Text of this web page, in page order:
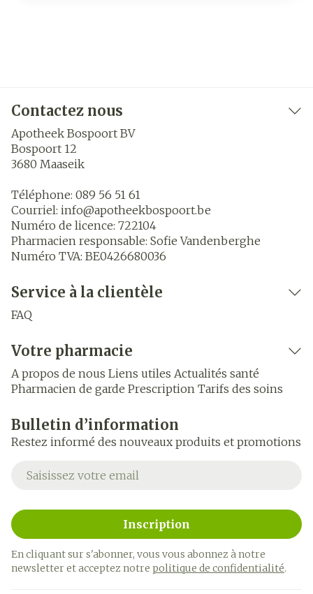
Contactez nous
Apotheek Bospoort BV
Bospoort 12
3680 Maaseik
Téléphone: 089 56 51 61
Courriel: info@apotheekbospoort.be
Numéro de licence: 722104
Pharmacien responsable: Sofie Vandenberghe
Numéro TVA: BE0426680036
Service à la clientèle
FAQ
Votre pharmacie
A propos de nous Liens utiles Actualités santé
Pharmacien de garde Prescription Tarifs des soins
Bulletin d’information
Restez informé des nouveaux produits et promotions
Adresse mail
Inscription
En cliquant sur s'abonner, vous vous abonnez à notre
newsletter et acceptez notre politique de confidentialité.